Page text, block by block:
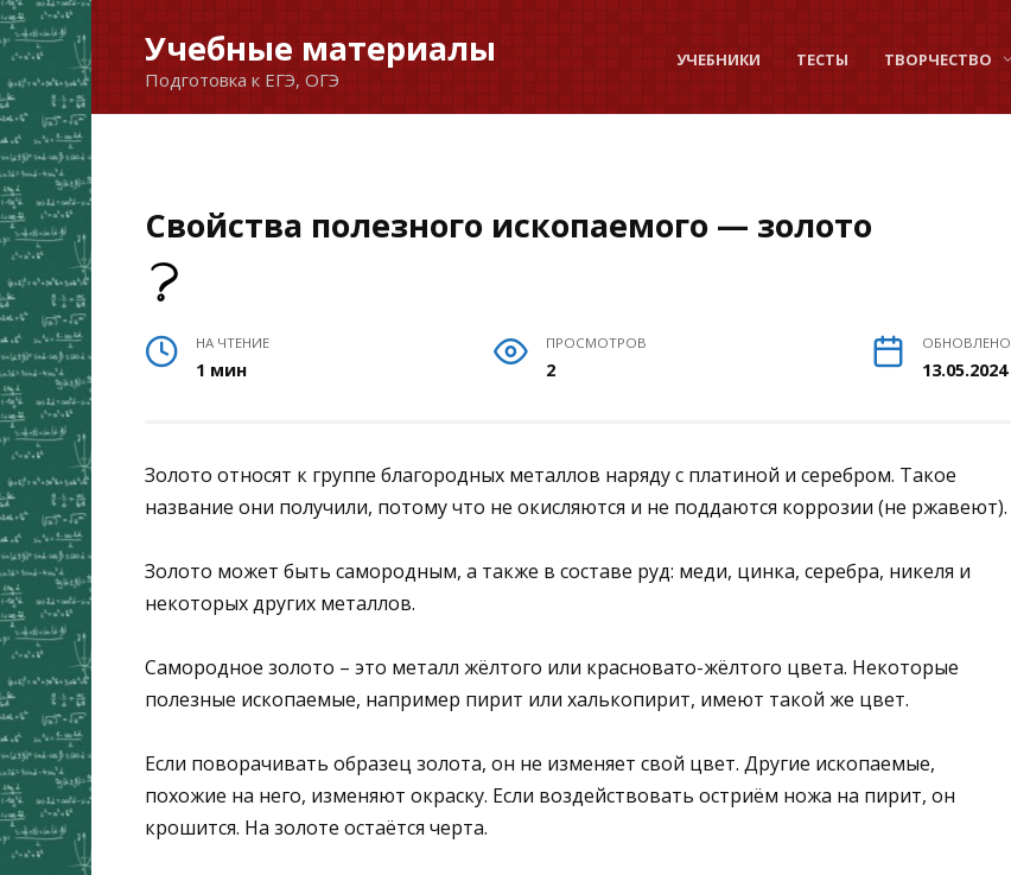
Перейти
к
содержанию
Учебные материалы
Подготовка к ЕГЭ, ОГЭ
УЧЕБНИКИ ТЕСТЫ ТВОРЧЕСТВО
Свойства полезного ископаемого — золото
НА ЧТЕНИЕ
1 мин
ПРОСМОТРОВ
2
ОБНОВЛЕНО
13.05.2024
Золото относят к группе благородных металлов наряду с платиной и серебром. Такое
название они получили, потому что не окисляются и не поддаются коррозии (не ржавеют).
Золото может быть самородным, а также в составе руд: меди, цинка, серебра, никеля и
некоторых других металлов.
Самородное золото – это металл жёлтого или красновато-жёлтого цвета. Некоторые
полезные ископаемые, например пирит или халькопирит, имеют такой же цвет.
Если поворачивать образец золота, он не изменяет свой цвет. Другие ископаемые,
похожие на него, изменяют окраску. Если воздействовать остриём ножа на пирит, он
крошится. На золоте остаётся черта.